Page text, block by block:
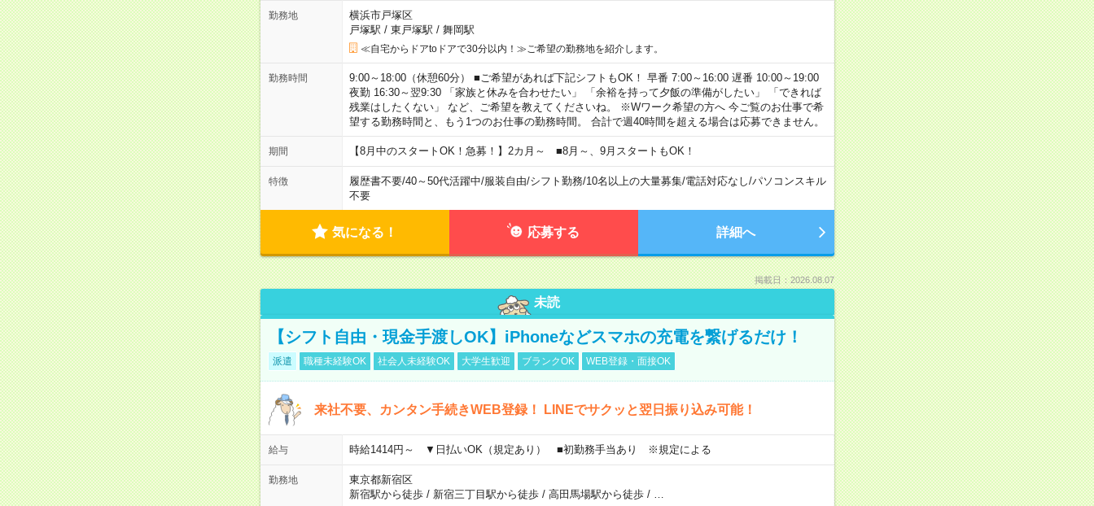
勤務地
横浜市戸塚区
戸塚駅 / 東戸塚駅 / 舞岡駅
≪自宅からドアtoドアで30分以内！≫ご希望の勤務地を紹介します。
勤務時間
9:00～18:00（休憩60分） ■ご希望があれば下記シフトもOK！ 早番 7:00～16:00 遅番 10:00～19:00
夜勤 16:30～翌9:30 「家族と休みを合わせたい」 「余裕を持って夕飯の準備がしたい」 「できれば
残業はしたくない」 など、ご希望を教えてくださいね。 ※Wワーク希望の方へ 今ご覧のお仕事で希
望する勤務時間と、もう1つのお仕事の勤務時間。 合計で週40時間を超える場合は応募できません。
期間 【8月中のスタートOK！急募！】2カ月～ ■8月～、9月スタートもOK！
特徴 履歴書不要/40～50代活躍中/服装自由/シフト勤務/10名以上の大量募集/電話対応なし/パソコンスキル
不要
気になる！ 応募する 詳細へ
掲載日：2026.08.07
未読
【シフト自由・現金手渡しOK】iPhoneなどスマホの充電を繋げるだけ！
派遣 職種未経験OK 社会人未経験OK 大学生歓迎 ブランクOK WEB登録・面接OK
来社不要、カンタン手続きWEB登録！ LINEでサクッと翌日振り込み可能！
給与 時給1414円～ ▼日払いOK（規定あり） ■初勤務手当あり ※規定による
勤務地
東京都新宿区
新宿駅から徒歩/ 新宿三丁目駅から徒歩/ 高田馬場駅から徒歩/